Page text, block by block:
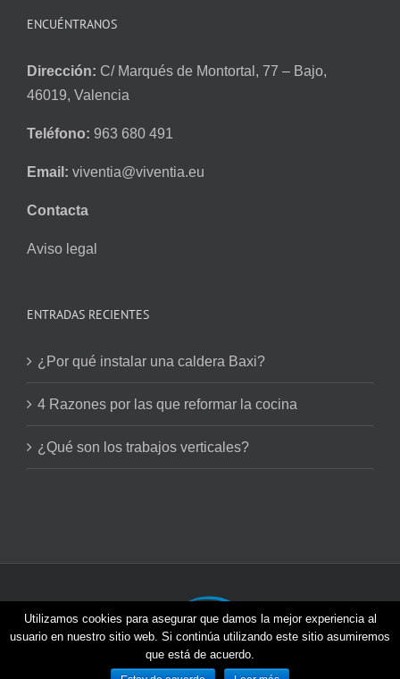
ENCUÉNTRANOS
Dirección: C/ Marqués de Montortal, 77 – Bajo,
46019, Valencia
Teléfono: 963 680 491
Email: viventia@viventia.eu
Contacta
Aviso legal
ENTRADAS RECIENTES
¿Por qué instalar una caldera Baxi?
4 Razones por las que reformar la cocina
¿Qué son los trabajos verticales?
Viventia © 2026 | Todos los derechos reservados |
Utilizamos cookies para asegurar que damos la mejor experiencia al
usuario en nuestro sitio web. Si continúa utilizando este sitio asumiremos
que está de acuerdo.